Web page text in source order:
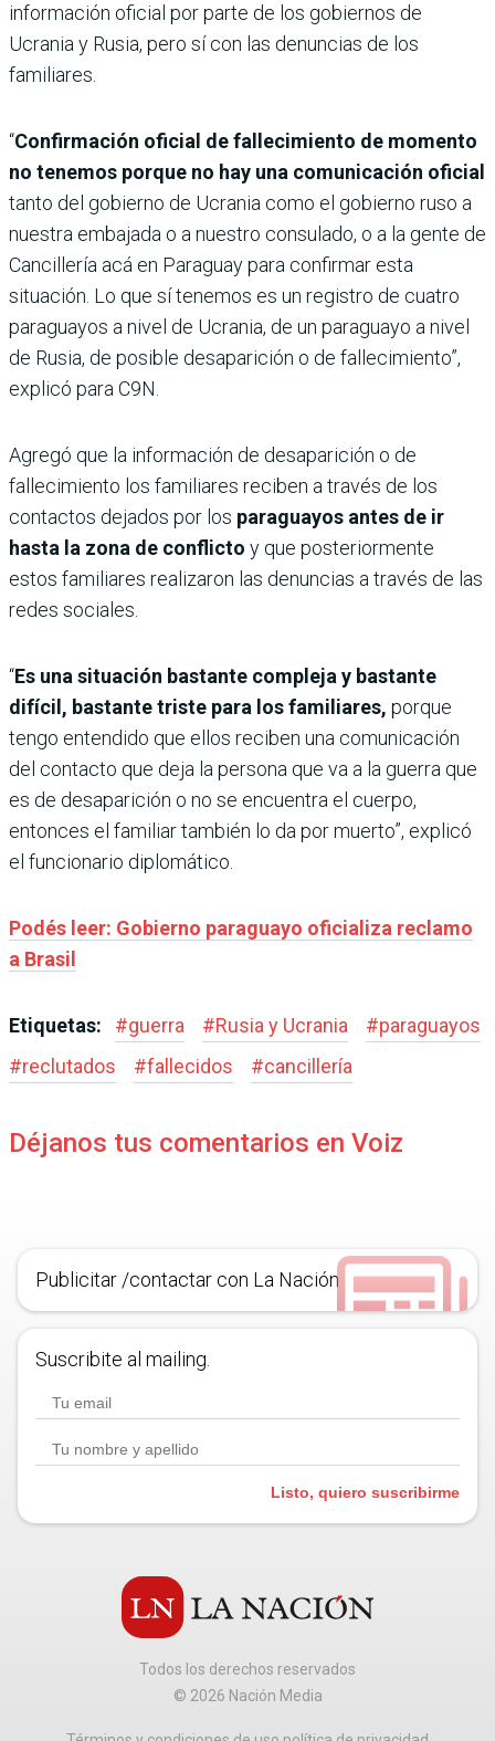
información oficial por parte de los gobiernos de
Ucrania y Rusia, pero sí con las denuncias de los
familiares.
“Confirmación oficial de fallecimiento de momento
no tenemos porque no hay una comunicación oficial
tanto del gobierno de Ucrania como el gobierno ruso a
nuestra embajada o a nuestro consulado, o a la gente de
Cancillería acá en Paraguay para confirmar esta
situación. Lo que sí tenemos es un registro de cuatro
paraguayos a nivel de Ucrania, de un paraguayo a nivel
de Rusia, de posible desaparición o de fallecimiento”,
explicó para C9N.
Agregó que la información de desaparición o de
fallecimiento los familiares reciben a través de los
contactos dejados por los paraguayos antes de ir
hasta la zona de conflicto y que posteriormente
estos familiares realizaron las denuncias a través de las
redes sociales.
“Es una situación bastante compleja y bastante
difícil, bastante triste para los familiares, porque
tengo entendido que ellos reciben una comunicación
del contacto que deja la persona que va a la guerra que
es de desaparición o no se encuentra el cuerpo,
entonces el familiar también lo da por muerto”, explicó
el funcionario diplomático.
Podés leer: Gobierno paraguayo oficializa reclamo
a Brasil
Etiquetas: #guerra #Rusia y Ucrania #paraguayos
#reclutados #fallecidos #cancillería
Déjanos tus comentarios en Voiz
Publicitar /contactar con La Nación
Suscribite al mailing.
Listo, quiero suscribirme
Todos los derechos reservados
© 2026 Nación Media